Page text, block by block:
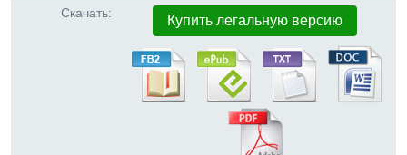
Скачать: Купить легальную версию